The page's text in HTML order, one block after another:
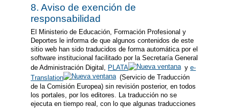
8. Aviso de exención de
responsabilidad
El Ministerio de Educación, Formación Profesional y
Deportes le informa de que algunos contenidos de este
sitio web han sido traducidos de forma automática por el
software institucional facilitado por la Secretaría General
de Administración Digital, PLATA ye-
Translation
(Servicio de Traducción
de la Comisión Europea) sin revisión posterior, en todos
los portales, por los editores. La traducción no se
ejecuta en tiempo real, con lo que algunas traducciones